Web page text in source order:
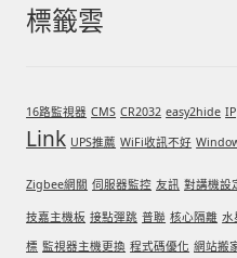
標籤雲
16路監視器 CMS CR2032 easy2hide IP
Link UPS推薦 WiFi收訊不好
Zigbee網關 伺服器監控 友訊 對講機設
技嘉主機板 接點彈跳 普聯 核心隔離 水
標 監視器主機更換 程式碼優化 網站搬